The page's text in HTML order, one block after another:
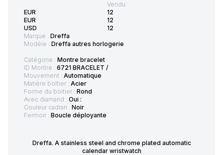
EUR
EUR
USD
Vendu:
12
12
12
Marque : Dreffa
Modèle : Dreffa autres horlogerie
Catégorie : Montre bracelet
ID Montre : 6721 BRACELET /
Mouvement : Automatique
Matière boîtier : Acier
Forme du boitier : Rond
Avec diamand : Oui :
Couleur cadran : Noir
Fermoir : Boucle déployante
Dreffa. A stainless steel and chrome plated automatic
calendar wristwatch